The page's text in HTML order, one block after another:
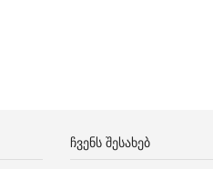
ᲩᲕᲔᲜᲡ ᲨᲔᲡᲐᲮᲔᲑ